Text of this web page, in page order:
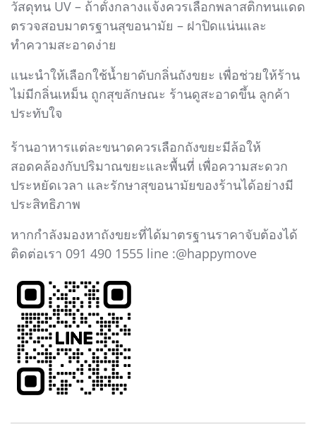
วัสดุทน UV – ถ้าตั้งกลางแจ้งควรเลือกพลาสติกทนแดด
ตรวจสอบมาตรฐานสุขอนามัย – ฝาปิดแน่นและ
ทำความสะอาดง่าย
แนะนำให้เลือกใช้น้ำยาดับกลิ่นถังขยะ เพื่อช่วยให้ร้าน
ไม่มีกลิ่นเหม็น ถูกสุขลักษณะ ร้านดูสะอาดขึ้น ลูกค้า
ประทับใจ
ร้านอาหารแต่ละขนาดควรเลือกถังขยะมีล้อให้
สอดคล้องกับปริมาณขยะและพื้นที่ เพื่อความสะดวก
ประหยัดเวลา และรักษาสุขอนามัยของร้านได้อย่างมี
ประสิทธิภาพ
หากกำลังมองหาถังขยะที่ได้มาตรฐานราคาจับต้องได้
ติดต่อเรา 091 490 1555 line :@happymove